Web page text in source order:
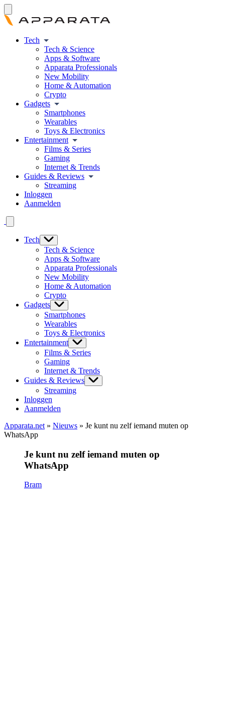
Tech
Tech & Science
Apps & Software
Apparata Professionals
New Mobility
Home & Automation
Crypto
Gadgets
Smartphones
Wearables
Toys & Electronics
Entertainment
Films & Series
Gaming
Internet & Trends
Guides & Reviews
Streaming
Inloggen
Aanmelden
Tech
Tech & Science
Apps & Software
Apparata Professionals
New Mobility
Home & Automation
Crypto
Gadgets
Smartphones
Wearables
Toys & Electronics
Entertainment
Films & Series
Gaming
Internet & Trends
Guides & Reviews
Streaming
Inloggen
Aanmelden
Apparata.net » Nieuws » Je kunt nu zelf iemand muten op
WhatsApp
Je kunt nu zelf iemand muten op
WhatsApp
Bram